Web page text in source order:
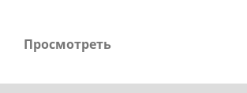
Просмотреть